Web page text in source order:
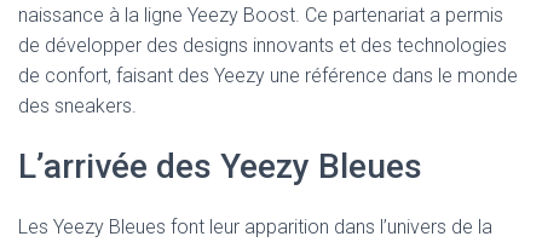
naissance à la ligne Yeezy Boost. Ce partenariat a permis
de développer des designs innovants et des technologies
de confort, faisant des Yeezy une référence dans le monde
des sneakers.
L’arrivée des Yeezy Bleues
Les Yeezy Bleues font leur apparition dans l’univers de la